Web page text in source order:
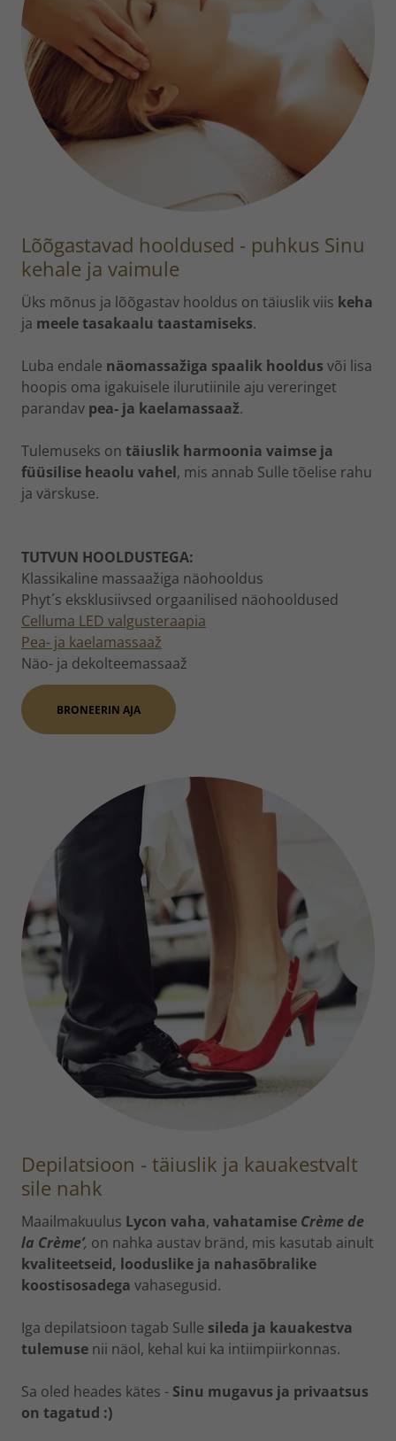
Lõõgastavad hooldused - puhkus Sinu
kehale ja vaimule
Üks mõnus ja lõõgastav hooldus on täiuslik viis keha
ja meele tasakaalu taastamiseks.
Luba endale näomassažiga spaalik hooldus või lisa
hoopis oma igakuisele ilurutiinile aju vereringet
parandav pea- ja kaelamassaaž.
Tulemuseks on täiuslik harmoonia vaimse ja
füüsilise heaolu vahel, mis annab Sulle tõelise rahu
ja värskuse.
TUTVUN HOOLDUSTEGA:
Klassikaline massaažiga näohooldus
Phyt´s eksklusiivsed orgaanilised näohooldused
Celluma LED valgusteraapia
Pea- ja kaelamassaaž
Näo- ja dekolteemassaaž
BRONEERIN AJA
Depilatsioon - täiuslik ja kauakestvalt
sile nahk
Maailmakuulus Lycon vaha, vahatamise Crème de
la Crème’, on nahka austav bränd, mis kasutab ainult
kvaliteetseid, looduslike ja nahasõbralike
koostisosadega vahasegusid.
Iga depilatsioon tagab Sulle sileda ja kauakestva
tulemuse nii näol, kehal kui ka intiimpiirkonnas.
Sa oled heades kätes - Sinu mugavus ja privaatsus
on tagatud :)